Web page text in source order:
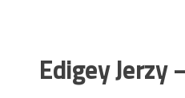
Edigey Jerzy